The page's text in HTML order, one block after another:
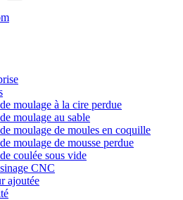
moulage à la cire perdue
moulage au sable
moulage de moules en coquille
moulage de mousse perdue
coulée sous vide
CNC
ajoutée